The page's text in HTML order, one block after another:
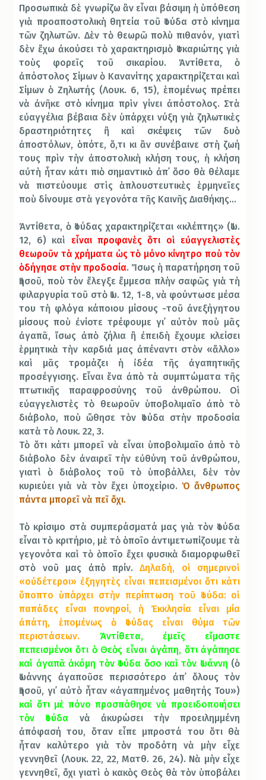
Προσωπικὰ δὲ γνωρίζω ἂν εἶναι βάσιμη ἡ ὑπόθεση
γιὰ προαποστολικὴ θητεία τοῦ Ἰούδα στὸ κίνημα
τῶν ζηλωτῶν. Δὲν τὸ θεωρῶ πολὺ πιθανόν, γιατὶ
δὲν ἔχω ἀκούσει τὸ χαρακτηρισμὸ Ἰσκαριώτης γιὰ
τοὺς φορεῖς τοῦ σικαρίου. Ἀντίθετα, ὁ
ἀπόστολος Σίμων ὁ Κανανίτης χαρακτηρίζεται καὶ
Σίμων ὁ Ζηλωτής (Λουκ. 6, 15), ἑπομένως πρέπει
νὰ ἀνῆκε στὸ κίνημα πρὶν γίνει ἀπόστολος. Στὰ
εὐαγγέλια βέβαια δὲν ὑπάρχει νύξη γιὰ ζηλωτικὲς
δραστηριότητες ἢ καὶ σκέψεις τῶν δυὸ
ἀποστόλων, ὁπότε, ὅ,τι κι ἂν συνέβαινε στὴ ζωή
τους πρὶν τὴν ἀποστολικὴ κλήση τους, ἡ κλήση
αὐτὴ ἦταν κάτι πιὸ σημαντικὸ ἀπ᾿ ὅσο θὰ θέλαμε
νὰ πιστεύουμε στὶς ἁπλουστευτικὲς ἑρμηνεῖες
ποὺ δίνουμε στὰ γεγονότα τῆς Καινῆς Διαθήκης…
Ἀντίθετα, ὁ Ἰούδας χαρακτηρίζεται «κλέπτης» (Ἰω.
12, 6) καὶ εἶναι προφανὲς ὅτι οἱ εὐαγγελιστὲς
θεωροῦν τὰ χρήματα ὡς τὸ μόνο κίνητρο ποὺ τὸν
ὁδήγησε στὴν προδοσία. Ἴσως ἡ παρατήρηση τοῦ
Ἰησοῦ, ποὺ τὸν ἔλεγξε ἔμμεσα πλὴν σαφῶς γιὰ τὴ
φιλαργυρία τοῦ στὸ Ἰω. 12, 1-8, νὰ φούντωσε μέσα
του τὴ φλόγα κάποιου μίσους -τοῦ ἀνεξήγητου
μίσους ποὺ ἐνίοτε τρέφουμε γι᾿ αὐτὸν ποὺ μᾶς
ἀγαπᾶ, ἴσως ἀπὸ ζήλια ἢ ἐπειδὴ ἔχουμε κλείσει
ἑρμητικὰ τὴν καρδιά μας ἀπέναντι στὸν «ἄλλο»
καὶ μᾶς τρομάζει ἡ ἰδέα τῆς ἀγαπητικῆς
προσέγγισης. Εἶναι ἕνα ἀπὸ τὰ συμπτώματα τῆς
πτωτικῆς παραφροσύνης τοῦ ἀνθρώπου. Οἱ
εὐαγγελιστὲς τὸ θεωροῦν ὑποβολιμαῖο ἀπὸ τὸ
διάβολο, ποὺ ὤθησε τὸν Ἰούδα στὴν προδοσία
κατὰ τὸ Λουκ. 22, 3.
Τὸ ὅτι κάτι μπορεῖ νὰ εἶναι ὑποβολιμαῖο ἀπὸ τὸ
διάβολο δὲν ἀναιρεῖ τὴν εὐθύνη τοῦ ἀνθρώπου,
γιατὶ ὁ διάβολος τοῦ τὸ ὑποβάλλει, δὲν τὸν
κυριεύει γιὰ νὰ τὸν ἔχει ὑποχείριο. Ὁ ἄνθρωπος
πάντα μπορεῖ νὰ πεῖ ὄχι.
Τὸ κρίσιμο στὰ συμπεράσματά μας γιὰ τὸν Ἰούδα
εἶναι τὸ κριτήριο, μὲ τὸ ὁποῖο ἀντιμετωπίζουμε τὰ
γεγονότα καὶ τὸ ὁποῖο ἔχει φυσικὰ διαμορφωθεῖ
στὸ νοῦ μας ἀπὸ πρίν.Δηλαδή, οἱ σημερινοὶ
«οὐδέτεροι» ἐξηγητὲς εἶναι πεπεισμένοι ὅτι κάτι
ὕποπτο ὑπάρχει στὴν περίπτωση τοῦ Ἰούδα: οἱ
παπάδες εἶναι πονηροί, ἡ Ἐκκλησία εἶναι μία
ἀπάτη, ἑπομένως ὁ Ἰούδας εἶναι θύμα τῶν
περιστάσεων.
Ἀντίθετα, ἐμεῖς εἴμαστε
πεπεισμένοι ὅτι ὁ Θεὸς εἶναι ἀγάπη, ὅτι ἀγάπησε
καὶ ἀγαπᾶ ἀκόμη τὸν Ἰούδα ὅσο καὶ τὸν Ἰωάννη (ὁ
Ἰωάννης ἀγαποῦσε περισσότερο ἀπ᾿ ὅλους τὸν
Ἰησοῦ, γι᾿ αὐτὸ ἦταν «ἀγαπημένος μαθητής Του»)
καὶ ὅτι μὲ πόνο προσπάθησε νὰ προειδοποιήσει
τὸν Ἰούδα νὰ ἀκυρώσει τὴν προειλημμένη
ἀπόφασή του, ὅταν εἶπε μπροστά του ὅτι θὰ
ἦταν καλύτερο γιὰ τὸν προδότη νὰ μὴν εἶχε
γεννηθεῖ (Λουκ. 22, 22, Ματθ. 26, 24). Νὰ μὴν εἶχε
γεννηθεῖ, ὄχι γιατὶ ὁ κακὸς Θεὸς θὰ τὸν ὑποβάλει